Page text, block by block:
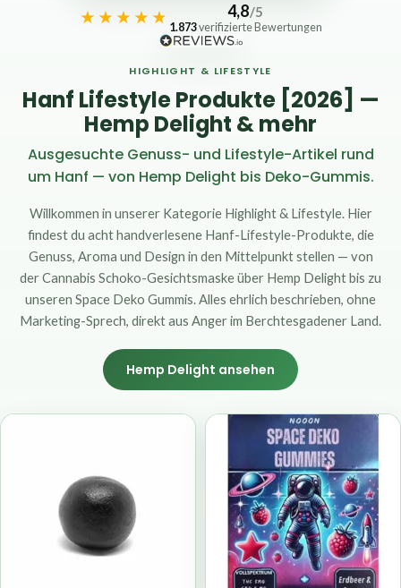
HIGHLIGHT & LIFESTYLE
Hanf Lifestyle Produkte [2026] —
Hemp Delight & mehr
Ausgesuchte Genuss- und Lifestyle-Artikel rund
um Hanf — von Hemp Delight bis Deko-Gummis.
Willkommen in unserer Kategorie Highlight & Lifestyle. Hier
findest du acht handverlesene Hanf-Lifestyle-Produkte, die
Genuss, Aroma und Design in den Mittelpunkt stellen — von
der Cannabis Schoko-Gesichtsmaske über Hemp Delight bis zu
unseren Space Deko Gummis. Alles ehrlich beschrieben, ohne
Marketing-Sprech, direkt aus Anger im Berchtesgadener Land.
Hemp Delight ansehen
4,8/5
1.873verifizierte Bewertungen